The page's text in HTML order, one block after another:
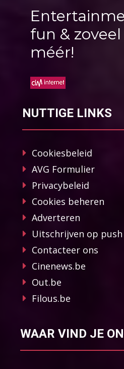
fun & zoveel
méér!
NUTTIGE LINKS
Cookiesbeleid
AVG Formulier
Privacybeleid
Cookies beheren
Adverteren
Uitschrijven op
Contacteer ons
Cinenews.be
Out.be
Filous.be
WAAR VIND JE